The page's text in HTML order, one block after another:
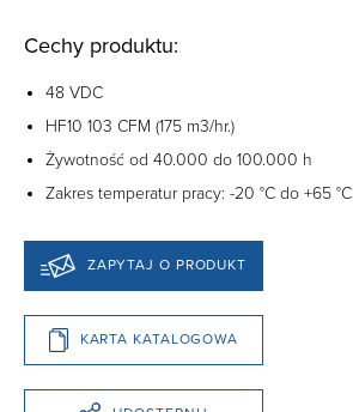
Cechy produktu:
48 VDC
HF10 103 CFM (175 m3/hr.)
Żywotność od 40.000 do 100.000 h
Zakres temperatur pracy: -20 °C do +65 °C
ZAPYTAJ O PRODUKT
KARTA KATALOGOWA